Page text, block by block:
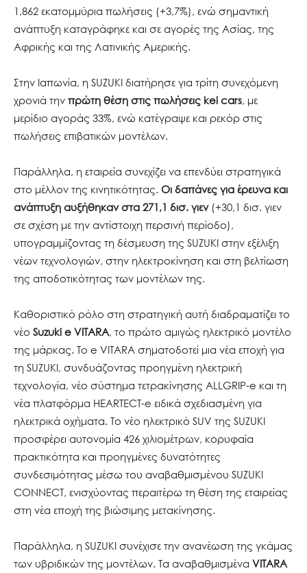
1,862 εκατομμύρια πωλήσεις (+3,7%), ενώ σημαντική
ανάπτυξη καταγράφηκε και σε αγορές της Ασίας, της
Αφρικής και της Λατινικής Αμερικής.
Στην Ιαπωνία, η SUZUKI διατήρησε για τρίτη συνεχόμενη
χρονιά την πρώτη θέση στις πωλήσεις kei cars, με
μερίδιο αγοράς 33%, ενώ κατέγραψε και ρεκόρ στις
πωλήσεις επιβατικών μοντέλων.
Παράλληλα, η εταιρεία συνεχίζει να επενδύει στρατηγικά
στο μέλλον της κινητικότητας. Οι δαπάνες για έρευνα και
ανάπτυξη αυξήθηκαν στα 271,1 δισ. γιεν(+30,1 δισ. γιεν
σε σχέση με την αντίστοιχη περσινή περίοδο),
υπογραμμίζοντας τη δέσμευση της SUZUKI στην εξέλιξη
νέων τεχνολογιών, στην ηλεκτροκίνηση και στη βελτίωση
της αποδοτικότητας των μοντέλων της.
Καθοριστικό ρόλο στη στρατηγική αυτή διαδραματίζει το
νέο Suzuki e VITARA, το πρώτο αμιγώς ηλεκτρικό μοντέλο
της μάρκας. Το e VITARA σηματοδοτεί μια νέα εποχή για
τη SUZUKI, συνδυάζοντας προηγμένη ηλεκτρική
τεχνολογία, νέο σύστημα τετρακίνησης ALLGRIP-e και τη
νέα πλατφόρμα HEARTECT-e ειδικά σχεδιασμένη για
ηλεκτρικά οχήματα. Το νέο ηλεκτρικό SUV της SUZUKI
προσφέρει αυτονομία 426 χιλιομέτρων, κορυφαία
πρακτικότητα και προηγμένες δυνατότητες
συνδεσιμότητας μέσω του αναβαθμισμένου SUZUKI
CONNECT, ενισχύοντας περαιτέρω τη θέση της εταιρείας
στη νέα εποχή της βιώσιμης μετακίνησης.
Παράλληλα, η SUZUKI συνέχισε την ανανέωση της γκάμας
των υβριδικών της μοντέλων. Τα αναβαθμισμένα VITARA